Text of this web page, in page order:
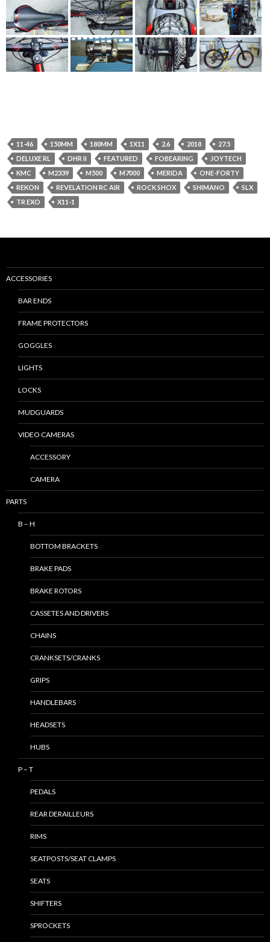
11-46 150MM 180MM 1X11 2.6 2018
27.5
DELUXE RL
DHR II FEATURED FOBEARING
JOYTECH
KMC
M2339 M500 M7000 MERIDA
ONE-FORTY
REKON
REVELATION RC AIR ROCK SHOX SHIMANO
SLX
TR EXO
X11-1
ACCESSORIES
BAR ENDS
FRAME PROTECTORS
GOGGLES
LIGHTS
LOCKS
MUDGUARDS
VIDEO CAMERAS
ACCESSORY
CAMERA
PARTS
B – H
BOTTOM BRACKETS
BRAKE PADS
BRAKE ROTORS
CASSETES AND DRIVERS
CHAINS
CRANKSETS/CRANKS
GRIPS
HANDLEBARS
HEADSETS
HUBS
P – T
PEDALS
REAR DERAILLEURS
RIMS
SEATPOSTS/SEAT CLAMPS
SEATS
SHIFTERS
SPROCKETS